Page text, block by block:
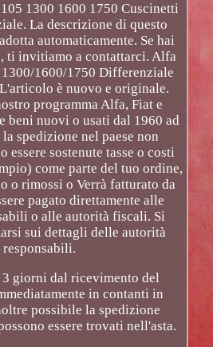
1300 1600 1750 Cuscinetti
La descrizione di questo
automaticamente. Se hai
ti invitiamo a contattarci. Alfa
1600/1750 Differenziale
è nuovo e originale.
programma Alfa, Fiat e
beni nuovi o usati dal 1960 ad
spedizione nel paese non
essere sostenute tasse o costi
come parte del tuo ordine,
o rimossi o Verrà fatturato da
pagato direttamente alle
o alle autorità fiscali. Si
sui dettagli delle autorità
responsabili.
giorni dal ricevimento del
in contanti in
possibile la spedizione
essere trovati nell'asta.